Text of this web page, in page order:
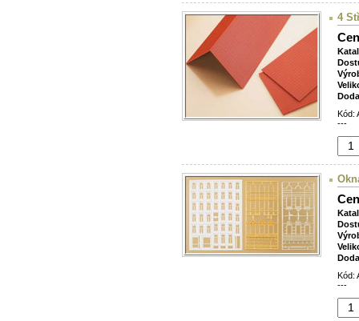
4
Kód:
---
Kód:
---